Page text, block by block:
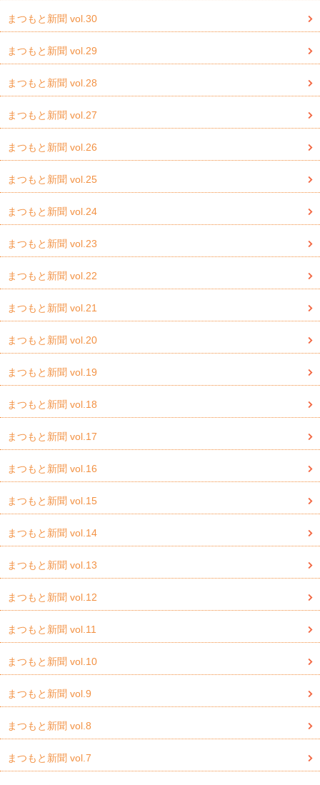
まつもと新聞 vol.30
まつもと新聞 vol.29
まつもと新聞 vol.28
まつもと新聞 vol.27
まつもと新聞 vol.26
まつもと新聞 vol.25
まつもと新聞 vol.24
まつもと新聞 vol.23
まつもと新聞 vol.22
まつもと新聞 vol.21
まつもと新聞 vol.20
まつもと新聞 vol.19
まつもと新聞 vol.18
まつもと新聞 vol.17
まつもと新聞 vol.16
まつもと新聞 vol.15
まつもと新聞 vol.14
まつもと新聞 vol.13
まつもと新聞 vol.12
まつもと新聞 vol.11
まつもと新聞 vol.10
まつもと新聞 vol.9
まつもと新聞 vol.8
まつもと新聞 vol.7